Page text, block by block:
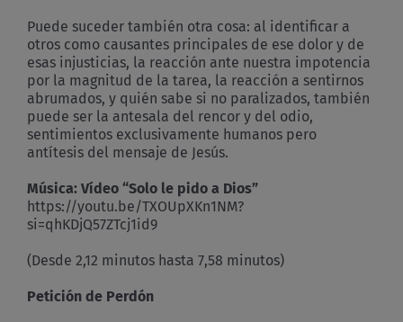
Puede suceder también otra cosa: al identificar a
otros como causantes principales de ese dolor y de
esas injusticias, la reacción ante nuestra impotencia
por la magnitud de la tarea, la reacción a sentirnos
abrumados, y quién sabe si no paralizados, también
puede ser la antesala del rencor y del odio,
sentimientos exclusivamente humanos pero
antítesis del mensaje de Jesús.
Música: Vídeo “Solo le pido a Dios”
https://youtu.be/TXOUpXKn1NM?
si=qhKDjQ57ZTcj1id9
(Desde 2,12 minutos hasta 7,58 minutos)
Petición de Perdón